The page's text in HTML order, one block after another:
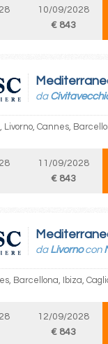
10/09/2028
€ 843
da
Livorno, Cannes,
11/09/2028
€ 843
da Livornocon
Barcellona, Ibiza,
12/09/2028
€ 843